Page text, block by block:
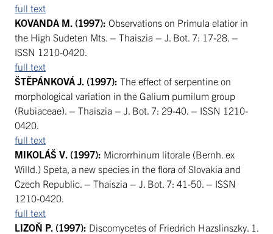
full text
KOVANDA M. (1997): Observations on Primula elatior in
the High Sudeten Mts. – Thaiszia – J. Bot. 7: 17-28. –
ISSN 1210-0420.
full text
ŠTĚPÁNKOVÁ J. (1997): The effect of serpentine on
morphological variation in the Galium pumilum group
(Rubiaceae). – Thaiszia – J. Bot. 7: 29-40. – ISSN 1210-
0420.
full text
MIKOLÁŠ V. (1997): Microrrhinum litorale (Bernh. ex
Willd.) Speta, a new species in the flora of Slovakia and
Czech Republic. – Thaiszia – J. Bot. 7: 41-50. – ISSN
1210-0420.
full text
LIZOŇ P. (1997): Discomycetes of Friedrich Hazslinszky. 1.